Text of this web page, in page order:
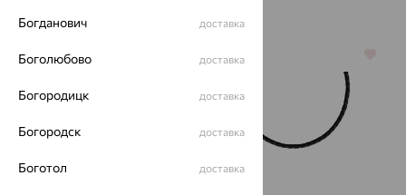
64%
Богданович доставка
Боголюбово доставка
Богородицк доставка
Богородск доставка
Боготол доставка